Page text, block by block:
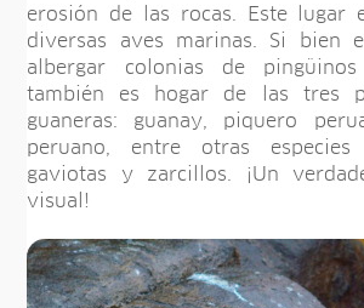
erosión de las rocas. Este lugar
diversas aves marinas. Si bien
albergar colonias de
también es hogar de las tres
guaneras: guanay, piquero
peruano, entre otras especies
gaviotas y zarcillos. ¡Un
visual!